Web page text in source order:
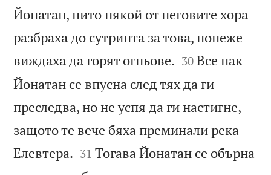
Йонатан, нито някой от неговите хора
разбраха до сутринта за това, понеже
виждаха да горят огньове. 

30 Все пак
Йонатан се впусна след тях да ги
преследва, но не успя да ги настигне,
защото те вече бяха преминали река
Елевтера. 

31 Тогава Йонатан се обърна